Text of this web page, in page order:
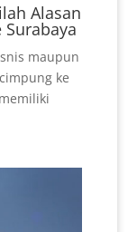
Alasan
maupun
ke